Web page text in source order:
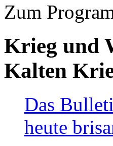
Zum
Krieg und
Kalten
Das
heute